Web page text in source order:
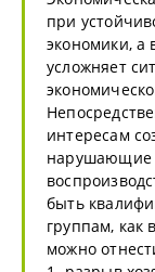
при
экономики, а
усложняет
интересам
нарушающие
быть
группам, как
можно